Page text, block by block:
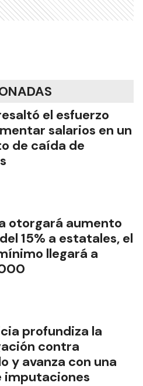
el esfuerzo
salarios en un
de caída de
otorgará aumento
15% a estatales, el
llegará a
profundiza la
contra
y avanza con una
imputaciones